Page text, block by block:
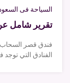
السياحة فى
تقرير شامل
فندق قصر
الفنادق التي